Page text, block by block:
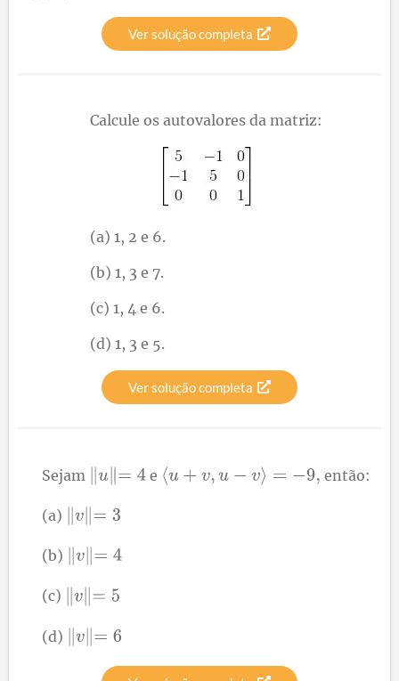
Ver solução completa
Calcule os autovalores da matriz:
(a) 1, 2 e 6.
(b) 1, 3 e 7.
(c) 1, 4 e 6.
(d) 1, 3 e 5.
Ver solução completa
Sejam e então:
(a)
(b)
(c)
(d)